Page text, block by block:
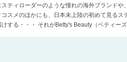
スティローダーのような憧れの海外ブランド
コスメのほかにも、日本未上陸の初めて見る
する・・・ それがBetty's Beauty（ベティー